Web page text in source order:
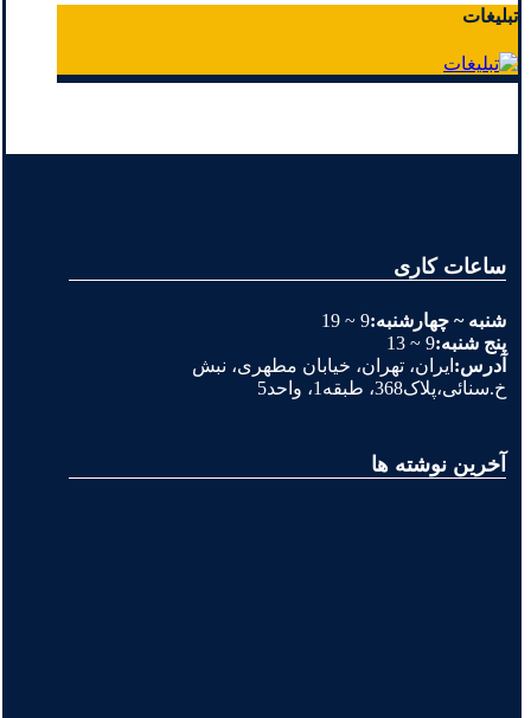
تبلیغات
ساعات کاری
شنبه ~ چهارشنبه:9 ~ 19
پنج شنبه:9 ~ 13
آدرس: ایران، تهران، خیابان مطهری، نبش
خ.سنائی،پلاک368، طبقه1، واحد5
آخرین نوشته ها